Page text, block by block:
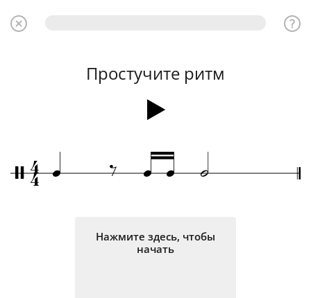
Простучите ритм
/4
4 q ‰ q q h
Нажмите здесь, чтобы
начать